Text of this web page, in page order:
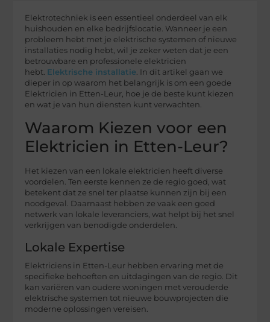
Elektrotechniek is een essentieel onderdeel van elk
huishouden en elke bedrijfslocatie. Wanneer je een
probleem hebt met je elektrische systemen of nieuwe
installaties nodig hebt, wil je zeker weten dat je een
betrouwbare en professionele elektricien
hebt. Elektrische installatie . In dit artikel gaan we
dieper in op waarom het belangrijk is om een goede
Elektricien in Etten-Leur, hoe je de beste kunt kiezen
en wat je van hun diensten kunt verwachten.
Waarom Kiezen voor een
Elektricien in Etten-Leur?
Het kiezen van een lokale elektricien heeft diverse
voordelen. Ten eerste kennen ze de regio goed, wat
betekent dat ze snel ter plaatse kunnen zijn bij een
noodgeval. Daarnaast hebben ze vaak een goed
netwerk van lokale leveranciers, wat helpt bij het snel
verkrijgen van benodigde onderdelen.
Lokale Expertise
Elektriciens in Etten-Leur hebben ervaring met de
specifieke behoeften en uitdagingen van de regio. Dit
kan variëren van oudere woningen met verouderde
elektrische systemen tot nieuwe bouwprojecten die
moderne oplossingen vereisen.